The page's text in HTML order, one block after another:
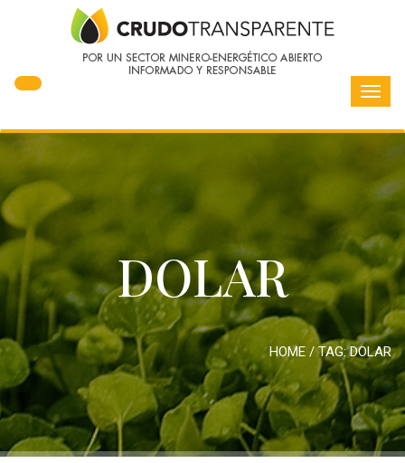
DOLAR
HOME/ TAG:DOLAR